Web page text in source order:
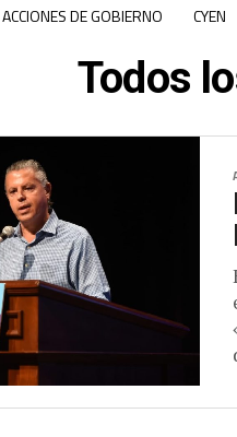
ACCIONES DE GOBIERNO CYEN
Todos